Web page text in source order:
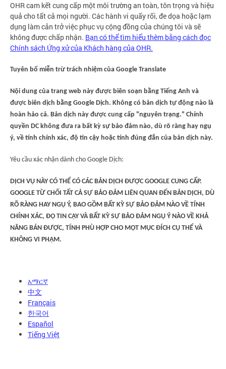
OHR cam kết cung cấp một môi trường an toàn, tôn trọng và hiệu
quả cho tất cả mọi người. Các hành vi quấy rối, đe dọa hoặc lạm
dụng làm cản trở việc phục vụ cộng đồng của chúng tôi và sẽ
không được chấp nhận. Bạn có thể tìm hiểu thêm bằng cách đọc
Chính sách Ứng xử của Khách hàng của OHR.
Tuyên bố miễn trừ trách nhiệm của Google Translate
Nội dung của trang web này được biên soạn bằng Tiếng Anh và
được biên dịch bằng Google Dịch. Không có bản dịch tự động nào là
hoàn hảo cả. Bản dịch này được cung cấp "nguyên trạng." Chính
quyền DC không đưa ra bất kỳ sự bảo đảm nào, dù rõ ràng hay ngụ
ý, về tính chính xác, độ tin cậy hoặc tính đúng đắn của bản dịch này.
Yêu cầu xác nhận dành cho Google Dịch:
DỊCH VỤ NÀY CÓ THỂ CÓ CÁC BẢN DỊCH ĐƯỢC GOOGLE CUNG CẤP.
GOOGLE TỪ CHỐI TẤT CẢ SỰ BẢO ĐẢM LIÊN QUAN ĐẾN BẢN DỊCH, DÙ
RÕ RÀNG HAY NGỤ Ý, BAO GỒM BẤT KỲ SỰ BẢO ĐẢM NÀO VỀ TÍNH
CHÍNH XÁC, ĐỘ TIN CẬY VÀ BẤT KỲ SỰ BẢO ĐẢM NGỤ Ý NÀO VỀ KHẢ
NĂNG BÁN ĐƯỢC, TÍNH PHÙ HỢP CHO MỘT MỤC ĐÍCH CỤ THỂ VÀ
KHÔNG VI PHẠM.
አማርኛ
中文
Français
한국어
Español
Tiếng Việt